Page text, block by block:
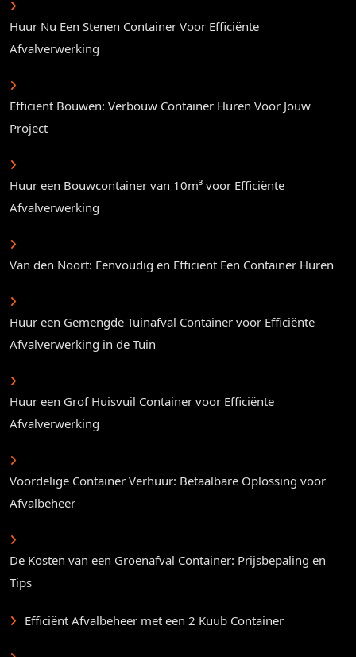
Huur Nu Een Stenen Container Voor Efficiënte
Afvalverwerking
Efficiënt Bouwen: Verbouw Container Huren Voor Jouw
Project
Huur een Bouwcontainer van 10m³ voor Efficiënte
Afvalverwerking
Van den Noort: Eenvoudig en Efficiënt Een Container Huren
Huur een Gemengde Tuinafval Container voor Efficiënte
Afvalverwerking in de Tuin
Huur een Grof Huisvuil Container voor Efficiënte
Afvalverwerking
Voordelige Container Verhuur: Betaalbare Oplossing voor
Afvalbeheer
De Kosten van een Groenafval Container: Prijsbepaling en
Tips
Efficiënt Afvalbeheer met een 2 Kuub Container